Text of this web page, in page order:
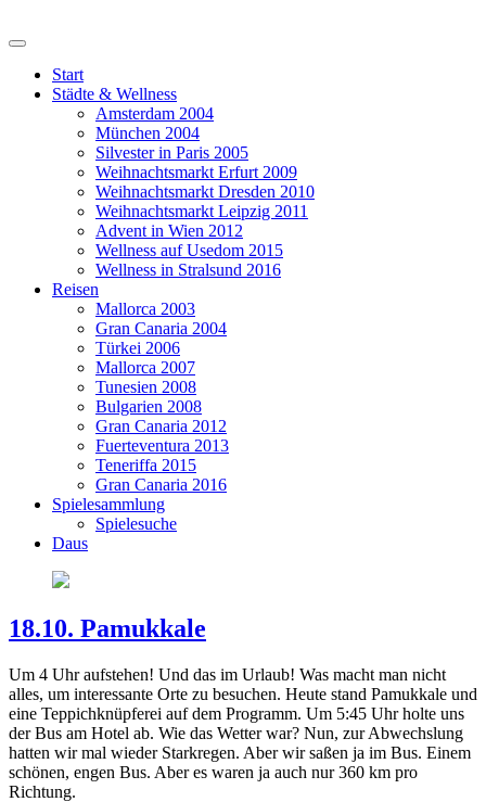
Start
Städte & Wellness
Amsterdam 2004
München 2004
Silvester in Paris 2005
Weihnachtsmarkt Erfurt 2009
Weihnachtsmarkt Dresden 2010
Weihnachtsmarkt Leipzig 2011
Advent in Wien 2012
Wellness auf Usedom 2015
Wellness in Stralsund 2016
Reisen
Mallorca 2003
Gran Canaria 2004
Türkei 2006
Mallorca 2007
Tunesien 2008
Bulgarien 2008
Gran Canaria 2012
Fuerteventura 2013
Teneriffa 2015
Gran Canaria 2016
Spielesammlung
Spielesuche
Daus
18.10. Pamukkale
Um 4 Uhr aufstehen! Und das im Urlaub! Was macht man nicht
alles, um interessante Orte zu besuchen. Heute stand Pamukkale und
eine Teppichknüpferei auf dem Programm. Um 5:45 Uhr holte uns
der Bus am Hotel ab. Wie das Wetter war? Nun, zur Abwechslung
hatten wir mal wieder Starkregen. Aber wir saßen ja im Bus. Einem
schönen, engen Bus. Aber es waren ja auch nur 360 km pro
Richtung.